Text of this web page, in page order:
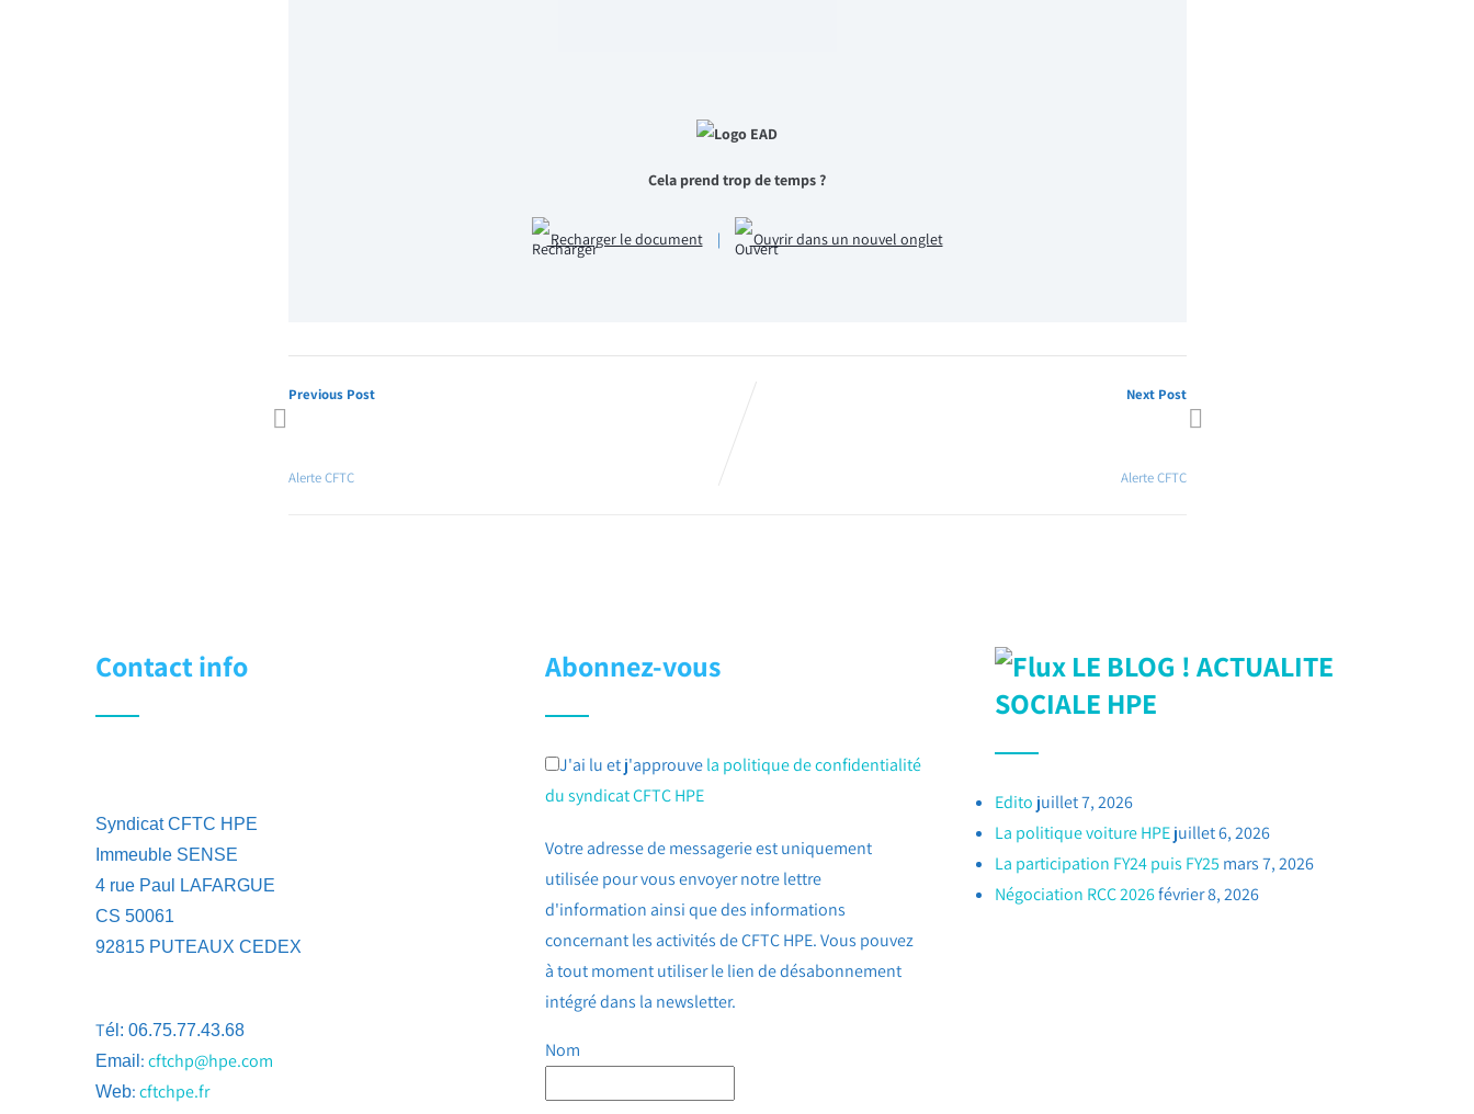
Cela prend trop de temps ?
Recharger le document | Ouvrir dans un nouvel onglet
Previous Post
Alerte CFTC
Next Post
Alerte CFTC
Contact info
Syndicat CFTC HPE
Immeuble SENSE
4 rue Paul LAFARGUE
CS 50061
92815 PUTEAUX CEDEX
Tél: 06.75.77.43.68
Email :cftchp@hpe.com
Web:cftchpe.fr
Abonnez-vous
J'ai lu et j'approuvela politique de confidentialité
du syndicat CFTC HPE
Votre adresse de messagerie est uniquement
utilisée pour vous envoyer notre lettre
d'information ainsi que des informations
concernant les activités de CFTC HPE. Vous pouvez
à tout moment utiliser le lien de désabonnement
intégré dans la newsletter.
Nom
LE BLOG ! ACTUALITE
SOCIALE HPE
Edito juillet 7, 2026
La politique voiture HPEjuillet 6, 2026
La participation FY24 puis FY25 mars 7, 2026
Négociation RCC 2026février 8, 2026